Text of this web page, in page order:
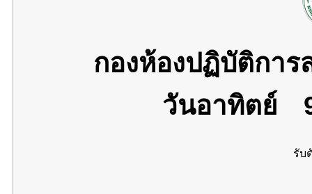
กองห้องปฏิบัติกา
วันอาทิตย์
รับ